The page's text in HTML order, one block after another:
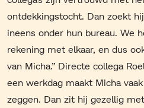
ontdekkingstocht. Dan zoekt
ineens onder hun bureau. We
rekening met elkaar, en dus
van Micha.” Directe collega
een werkdag maakt Micha
zeggen. Dan zit hij gezellig